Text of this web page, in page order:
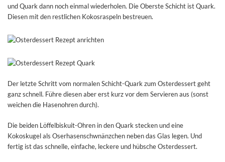
und Quark dann noch einmal wiederholen. Die Oberste Schicht ist Quark.
Diesen mit den restlichen Kokosraspeln bestreuen.
Der letzte Schritt vom normalen Schicht-Quark zum Osterdessert geht
ganz schnell. Führe diesen aber erst kurz vor dem Servieren aus (sonst
weichen die Hasenohren durch).
Die beiden Löffelbiskuit-Ohren in den Quark stecken und eine
Kokoskugel als Oserhasenschwnänzchen neben das Glas legen. Und
fertig ist das schnelle, einfache, leckere und hübsche Osterdessert.